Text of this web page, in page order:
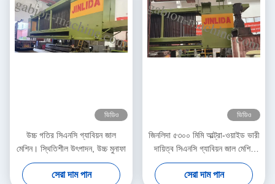
ভিডিও
উচ্চ গতির সিএনসি গ্যাবিয়ন জাল
মেশিন। স্থিতিশীল উৎপাদন, উচ্চ মুনাফা
সেরা দাম পান
ভিডিও
জিনলিদা ৫৩০০ মিমি আল্ট্রা-ওয়াইড ভারী
দায়িত্ব সিএনসি গ্যাবিয়ন জাল মেশিন
হেক্সাগোনাল ওয়্যার নেট উত্পাদনের জন্য
সেরা দাম পান